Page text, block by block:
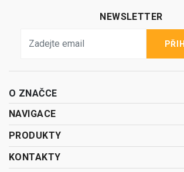
NEWSLETTER
O ZNAČCE
NAVIGACE
PRODUKTY
KONTAKTY